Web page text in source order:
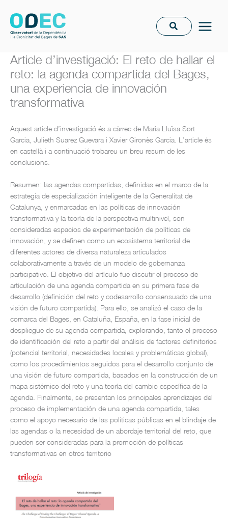
contenido
Article d’investigació: El reto de hallar el
reto: la agenda compartida del Bages,
una experiencia de innovación
transformativa
Aquest article d’investigació és a càrrec de Maria Lluïsa Sort
Garcia, Julieth Suarez Guevara i Xavier Gironès Garcia. L’article és
en castellà i a continuació trobareu un breu resum de les
conclusions.
Resumen: las agendas compartidas, definidas en el marco de la
estrategia de especialización inteligente de la Generalitat de
Catalunya, y enmarcadas en las políticas de innovación
transformativa y la teoría de la perspectiva multinivel, son
consideradas espacios de experimentación de políticas de
innovación, y se definen como un ecosistema territorial de
diferentes actores de diversa naturaleza articulados
colaborativamente a través de un modelo de gobernanza
participativo. El objetivo del artículo fue discutir el proceso de
articulación de una agenda compartida en su primera fase de
desarrollo (definición del reto y codesarrollo consensuado de una
visión de futuro compartida). Para ello, se analizó el caso de la
comarca del Bages, en Cataluña, España, en la fase inicial de
despliegue de su agenda compartida, explorando, tanto el proceso
de identificación del reto a partir del análisis de factores definitorios
(potencial territorial, necesidades locales y problemáticas global),
como los procedimientos seguidos para el desarrollo conjunto de
una visión de futuro compartida, basados en la construcción de un
mapa sistémico del reto y una teoría del cambio específica de la
agenda. Finalmente, se presentan los principales aprendizajes del
proceso de implementación de una agenda compartida, tales
como el apoyo necesario de las políticas públicas en el blindaje de
las agendas o la necesidad de un abordaje territorial del reto, que
pueden ser consideradas para la promoción de políticas
transformativas en otros territorio